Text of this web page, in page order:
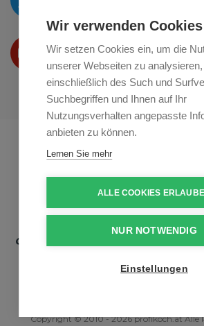
Wir verwenden Cookies
Wir setzen Cookies ein, um die
unserer Webseiten zu analysieren,
einschließlich des Such und
Suchbegriffen und Ihnen auf Ihr
Nutzungsverhalten angepasste
anbieten zu können.
Lernen Sie mehr
ALLE COOKIES
NUR NOTWENDIG
Einstellungen
Wir präsentieren Ihre produkte
Youtube
Profikuchar.sk
Copyright © 2010 - 2026 profikoch.at Alle